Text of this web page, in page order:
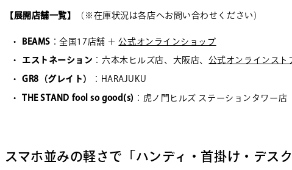
【展開店舗一覧】 （※在庫状況は各店へお問い合わせください）
BEAMS ：全国17店舗 ＋公式オンラインショップ
エストネーション ：六本木ヒルズ店、大阪店、 公式オンラインスト
GR8（グレイト） ：HARAJUKU
THE STAND fool so good(s) ：虎ノ門ヒルズ ステーションタワー店
スマホ並みの軽さで「ハンディ・首掛け・デス